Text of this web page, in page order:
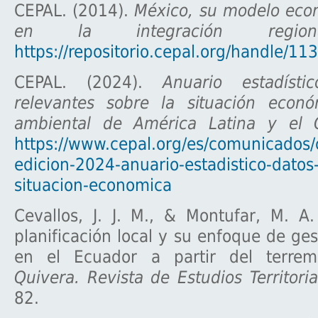
CEPAL. (2014).México, su modelo
en la integración
https://repositorio.cepal.org/handle/
CEPAL. (2024).Anuario
relevantes sobre la situación
ambiental de América Latina y el
https://www.cepal.org/es/
edicion-2024-anuario-estadistico-
situacion-economica
Cevallos, J. J. M., & Montufar, M.
planificación local y su enfoque de
en el Ecuador a partir del
Quivera. Revista de Estudios
82.